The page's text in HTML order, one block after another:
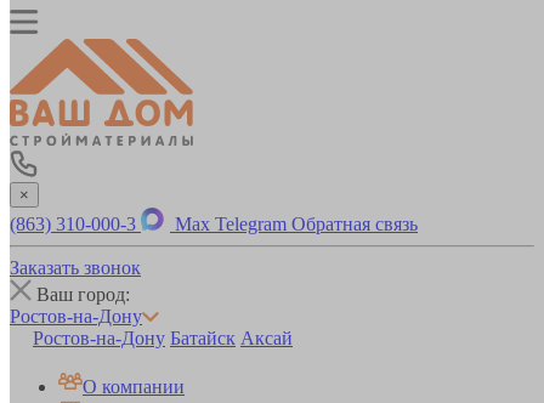
×
(863) 310-000-3 Max Telegram Обратная связь
Заказать звонок
Ваш город:
Ростов-на-Дону
Ростов-на-Дону Батайск Аксай
О компании